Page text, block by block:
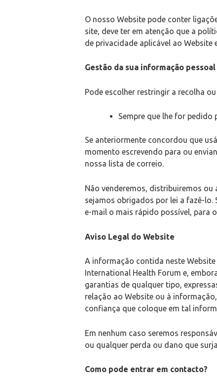
O nosso Website pode conter
site, deve ter em atenção que a
de privacidade aplicável ao Website
Gestão da sua informação pessoal
Pode escolher restringir a recolha
Sempre que lhe for
Se anteriormente concordou que
momento escrevendo para ou
nossa lista de correio.
Não venderemos, distribuiremos ou
sejamos obrigados por lei a fazê-
e-mail o mais rápido possível, para
Aviso Legal do Website
A informação contida neste
International Health Forum e,
garantias de qualquer tipo,
relação ao Website ou à
confiança que coloque em tal
Em nenhum caso seremos
ou qualquer perda ou dano que
Como pode entrar em contacto?